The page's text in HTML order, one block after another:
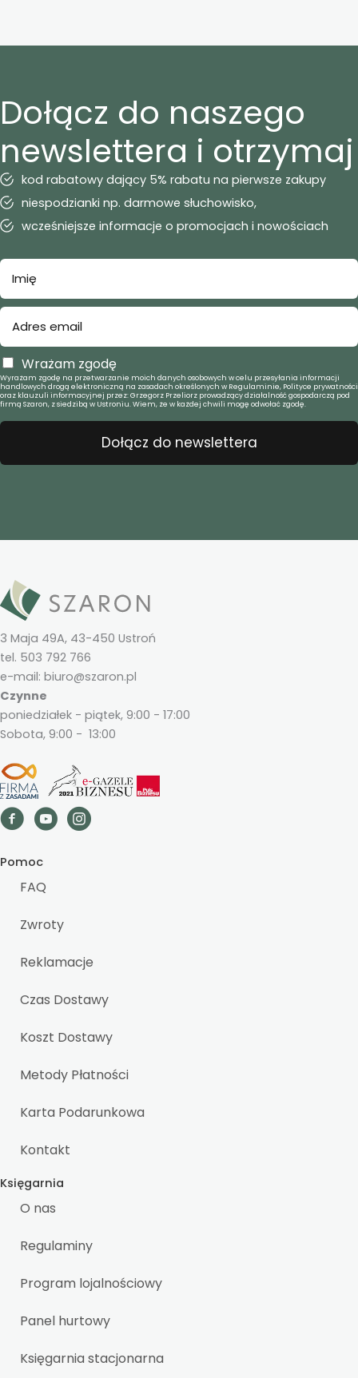
Dołącz do naszego
newslettera i otrzymaj
kod rabatowy dający 5% rabatu na pierwsze zakupy
niespodzianki np. darmowe słuchowisko,
wcześniejsze informacje o promocjach i nowościach
Wrażam zgodę
Wyrażam zgodę na przetwarzanie moich danych osobowych w celu przesyłania informacji
handlowych drogą elektroniczną na zasadach określonych w Regulaminie, Polityce prywatności
oraz klauzuli informacyjnej przez: Grzegorz Przeliorz prowadzący działalność gospodarczą pod
firmą Szaron, z siedzibą w Ustroniu. Wiem, że w każdej chwili mogę odwołać zgodę.
Dołącz do newslettera
3 Maja 49A, 43-450 Ustroń
tel. 503 792 766
e-mail: biuro@szaron.pl
Czynne
poniedziałek - piątek, 9:00 - 17:00
Sobota, 9:00 - 13:00
Pomoc
FAQ
Zwroty
Reklamacje
Czas Dostawy
Koszt Dostawy
Metody Płatności
Karta Podarunkowa
Kontakt
Księgarnia
O nas
Regulaminy
Program lojalnościowy
Panel hurtowy
Księgarnia stacjonarna